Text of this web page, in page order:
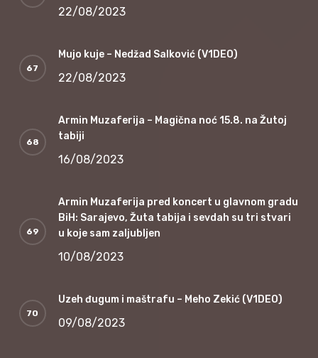
22/08/2023
Mujo kuje – Nedžad Salković (V1DEO)
22/08/2023
Armin Muzaferija – Magična noć 15.8. na Žutoj
tabiji
16/08/2023
Armin Muzaferija pred koncert u glavnom gradu
BiH: Sarajevo, Žuta tabija i sevdah su tri stvari
u koje sam zaljubljen
10/08/2023
Uzeh đugum i maštrafu – Meho Zekić (V1DEO)
09/08/2023